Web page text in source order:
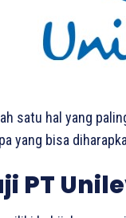
satu hal yang
yang bisa
PT